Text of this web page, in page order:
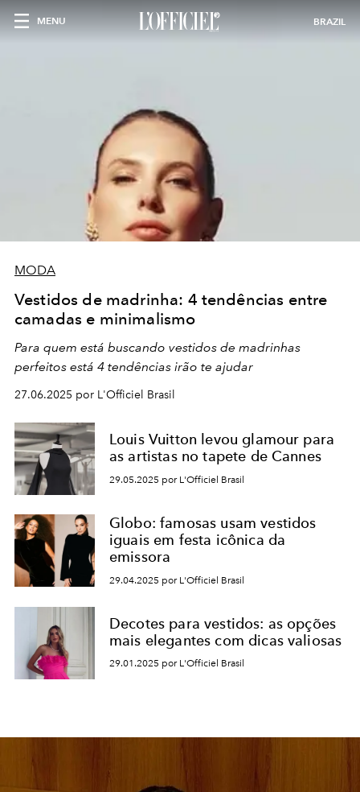
MENU BRAZIL
MODA
Vestidos de madrinha: 4 tendências entre
camadas e minimalismo
Para quem está buscando vestidos de madrinhas
perfeitos está 4 tendências irão te ajudar
27.06.2025 por L'Officiel Brasil
Louis Vuitton levou glamour para
as artistas no tapete de Cannes
29.05.2025 por L'Officiel Brasil
Globo: famosas usam vestidos
iguais em festa icônica da
emissora
29.04.2025 por L'Officiel Brasil
Decotes para vestidos: as opções
mais elegantes com dicas valiosas
29.01.2025 por L'Officiel Brasil